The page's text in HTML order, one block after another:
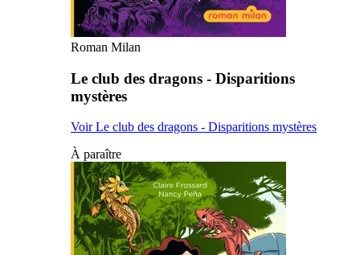
Roman Milan
Le club des dragons - Disparitions
mystères
Voir Le club des dragons - Disparitions mystères
À paraître